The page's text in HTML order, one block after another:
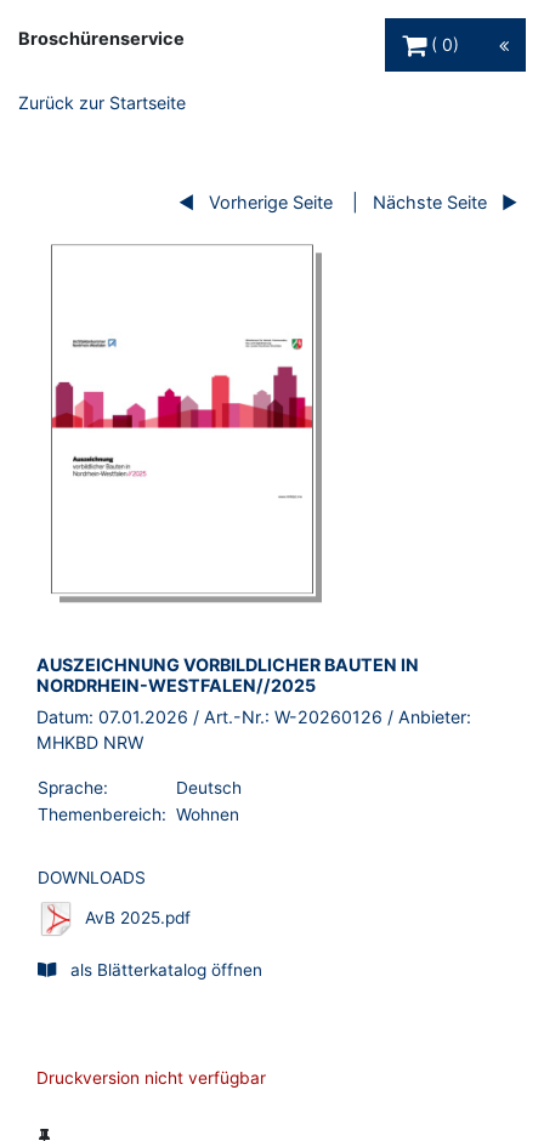
Broschürenservice
0
Zurück zur Startseite
Vorherige Seite Nächste Seite
BROSCHÜRE:
AUSZEICHNUNG VORBILDLICHER BAUTEN IN
NORDRHEIN-WESTFALEN//2025
Datum: 07.01.2026 / Art.-Nr.: W-20260126 / Anbieter:
MHKBD NRW
Sprache:
Deutsch
Themenbereich: Wohnen
DOWNLOADS
AvB 2025.pdf
als Blätterkatalog öffnen
Druckversion nicht verfügbar